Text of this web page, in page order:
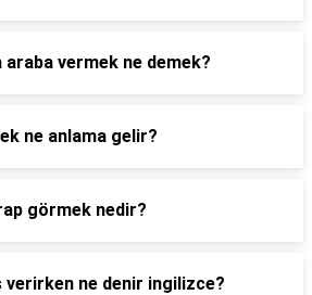
araba vermek ne demek?
ne anlama gelir?
görmek nedir?
ne denir ingilizce?